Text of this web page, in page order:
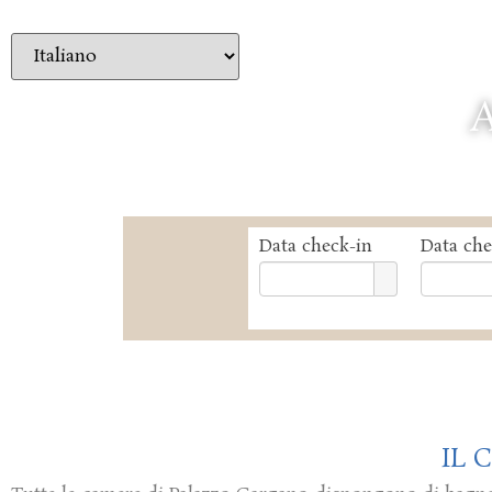
Data check-in Data
IL